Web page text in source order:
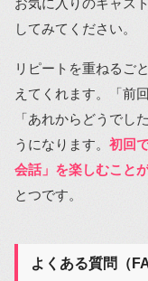
してみてください。
リピートを重ねるご
えてくれます。「前
「あれからどうでし
うになります。 初回
会話」を楽しむこと
とつです。
よくある質問（